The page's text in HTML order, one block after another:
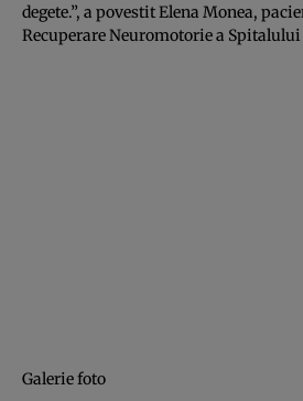
degete.”, a povestit Elena Monea,
Recuperare Neuromotorie a Spitalului
Galerie foto